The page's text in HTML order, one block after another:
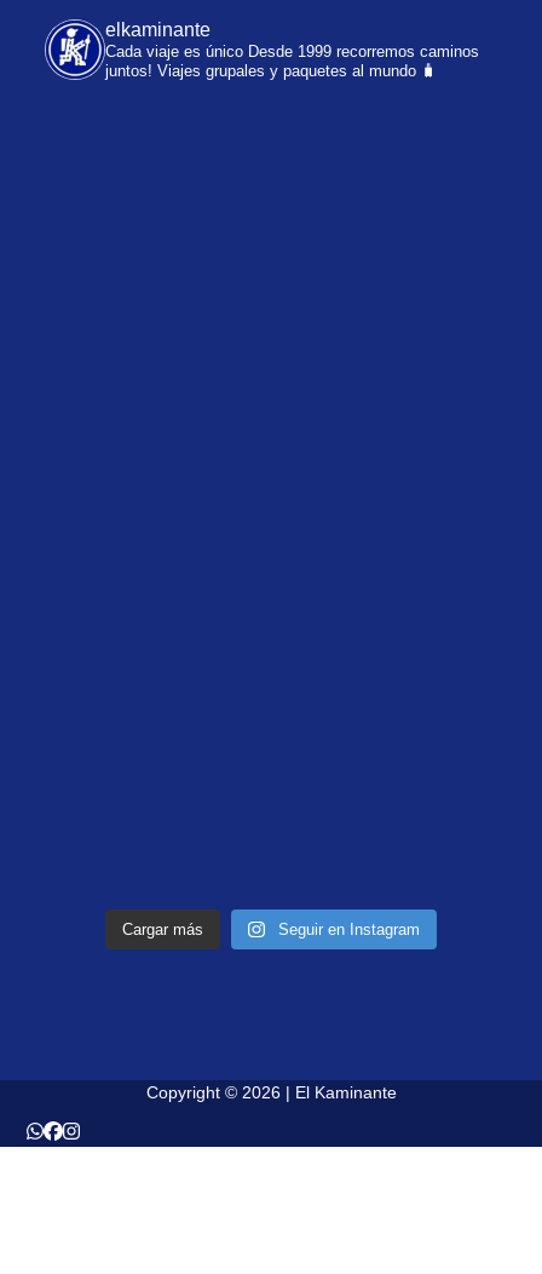
elkaminante
Cada viaje es único Desde 1999 recorremos caminos
juntos! Viajes grupales y paquetes al mundo 🧳
Cargar más Seguir en Instagram
Copyright © 2026 | El Kaminante